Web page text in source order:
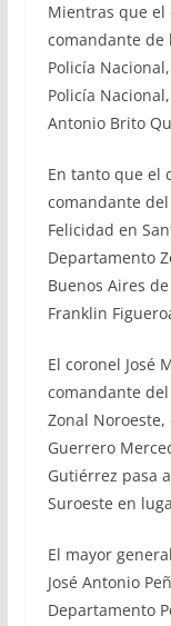
Mientras que el
comandante de
Policía
Policía
Antonio Brito
En tanto que el
comandante
Felicidad en
Departamento
Buenos Aires
Franklin
El coronel José
comandante
Zonal
Guerrero
Gutiérrez pasa
Suroeste en
El mayor
José Antonio
Departamento